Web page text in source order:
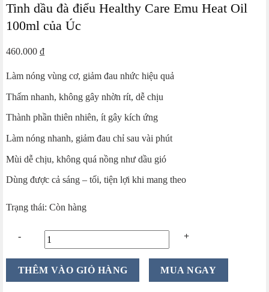
Tinh dầu đà điểu Healthy Care Emu Heat Oil
100ml của Úc
460.000 ₫
Làm nóng vùng cơ, giảm đau nhức hiệu quả
Thấm nhanh, không gây nhờn rít, dễ chịu
Thành phần thiên nhiên, ít gây kích ứng
Làm nóng nhanh, giảm đau chỉ sau vài phút
Mùi dễ chịu, không quá nồng như dầu gió
Dùng được cả sáng – tối, tiện lợi khi mang theo
Trạng thái: Còn hàng
THÊM VÀO GIỎ HÀNG MUA NGAY